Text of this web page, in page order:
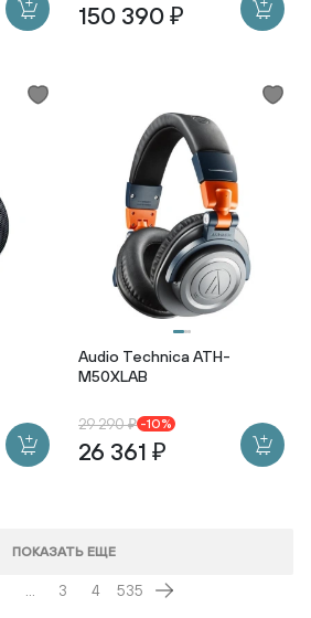
150 390 ₽
Audio Technica ATH-
M50XLAB
29 290 ₽ -10%
26 361 ₽
ПОКАЗАТЬ ЕЩЕ
... 3 4 535